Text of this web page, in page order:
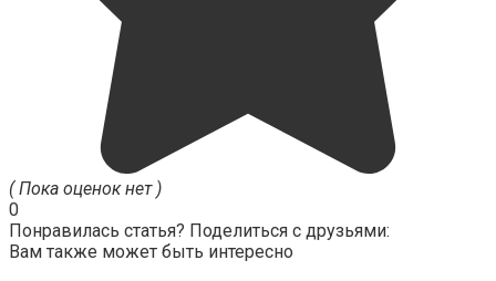
( Пока оценок нет )
0
Понравилась статья? Поделиться с друзьями:
Вам также может быть интересно